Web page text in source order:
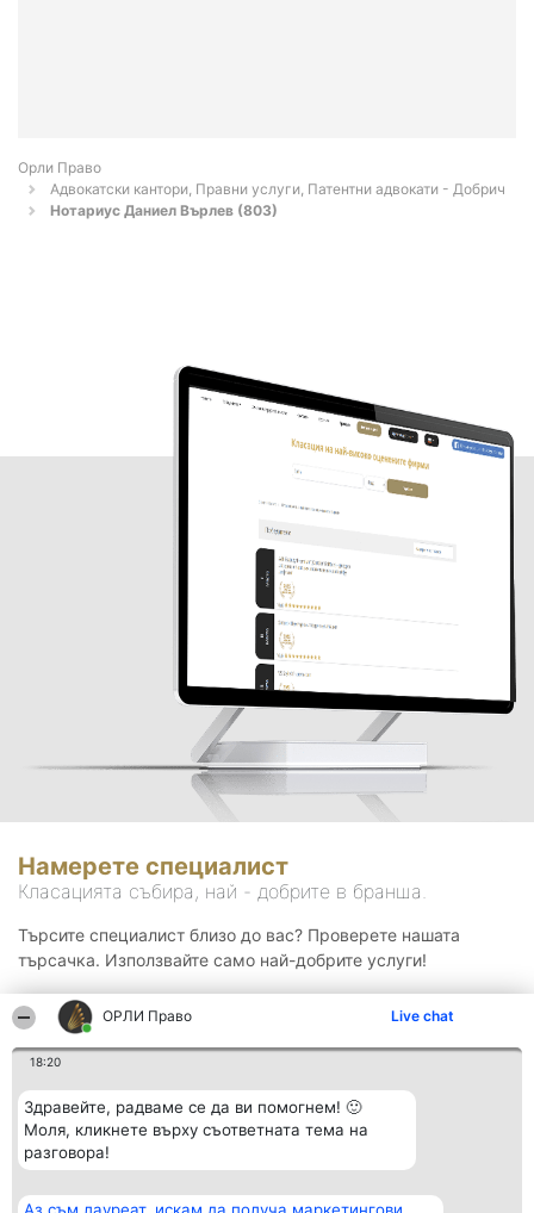
ОРЛИ Право Live chat
18:20
Здравейте, радваме се да ви помогнем! 🙂
Моля, кликнете върху съответната тема на
разговора!
Орли Право
Адвокатски кантори, Правни услуги, Патентни адвокати - Добрич
Нотариус Даниел Върлев (803)
Намерете специалист
Класацията събира, най - добрите в бранша.
Търсите специалист близо до вас? Проверете нашата
търсачка. Използвайте само най-добрите услуги!